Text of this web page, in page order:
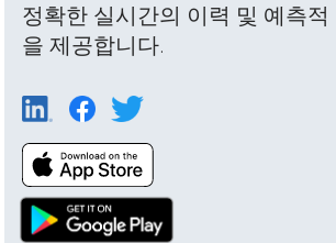
정확한 실시간의 이력 및 예측적
을 제공합니다.